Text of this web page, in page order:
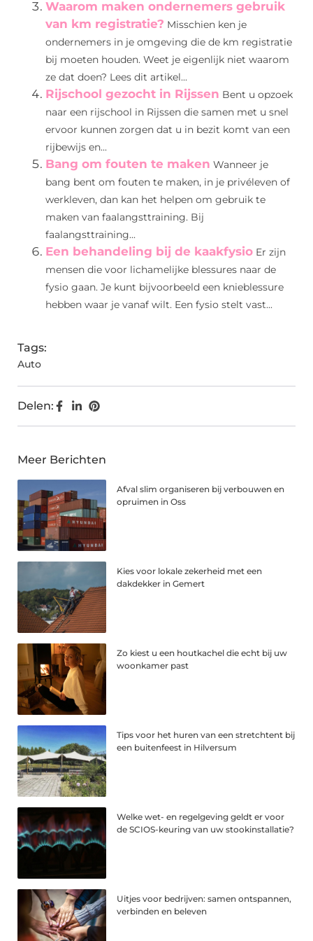
Waarom maken ondernemers gebruik
van km registratie? Misschien ken je
ondernemers in je omgeving die de km registratie
bij moeten houden. Weet je eigenlijk niet waarom
ze dat doen? Lees dit artikel...
Rijschool gezocht in Rijssen Bent u opzoek
naar een rijschool in Rijssen die samen met u snel
ervoor kunnen zorgen dat u in bezit komt van een
rijbewijs en...
Bang om fouten te maken Wanneer je
bang bent om fouten te maken, in je privéleven of
werkleven, dan kan het helpen om gebruik te
maken van faalangsttraining. Bij
faalangsttraining...
Een behandeling bij de kaakfysio Er zijn
mensen die voor lichamelijke blessures naar de
fysio gaan. Je kunt bijvoorbeeld een knieblessure
hebben waar je vanaf wilt. Een fysio stelt vast...
Tags:
Auto
Delen:
Meer Berichten
Afval slim organiseren bij verbouwen en
opruimen in Oss
Kies voor lokale zekerheid met een
dakdekker in Gemert
Zo kiest u een houtkachel die echt bij uw
woonkamer past
Tips voor het huren van een stretchtent bij
een buitenfeest in Hilversum
Welke wet- en regelgeving geldt er voor
de SCIOS-keuring van uw stookinstallatie?
Uitjes voor bedrijven: samen ontspannen,
verbinden en beleven